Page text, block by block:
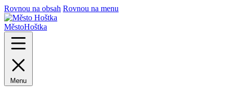
Rovnou na obsah Rovnou na menu
MěstoHoštka
Menu